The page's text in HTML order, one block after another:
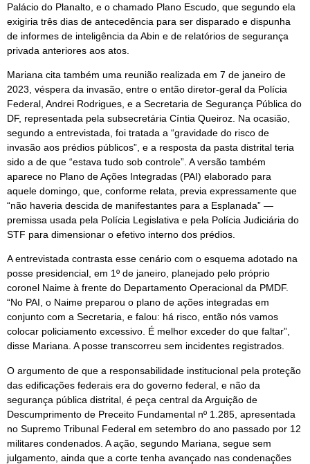
Palácio do Planalto, e o chamado Plano Escudo, que segundo ela
exigiria três dias de antecedência para ser disparado e dispunha
de informes de inteligência da Abin e de relatórios de segurança
privada anteriores aos atos.
Mariana cita também uma reunião realizada em 7 de janeiro de
2023, véspera da invasão, entre o então diretor-geral da Polícia
Federal, Andrei Rodrigues, e a Secretaria de Segurança Pública do
DF, representada pela subsecretária Cíntia Queiroz. Na ocasião,
segundo a entrevistada, foi tratada a “gravidade do risco de
invasão aos prédios públicos”, e a resposta da pasta distrital teria
sido a de que “estava tudo sob controle”. A versão também
aparece no Plano de Ações Integradas (PAI) elaborado para
aquele domingo, que, conforme relata, previa expressamente que
“não haveria descida de manifestantes para a Esplanada” —
premissa usada pela Polícia Legislativa e pela Polícia Judiciária do
STF para dimensionar o efetivo interno dos prédios.
A entrevistada contrasta esse cenário com o esquema adotado na
posse presidencial, em 1º de janeiro, planejado pelo próprio
coronel Naime à frente do Departamento Operacional da PMDF.
“No PAI, o Naime preparou o plano de ações integradas em
conjunto com a Secretaria, e falou: há risco, então nós vamos
colocar policiamento excessivo. É melhor exceder do que faltar”,
disse Mariana. A posse transcorreu sem incidentes registrados.
O argumento de que a responsabilidade institucional pela proteção
das edificações federais era do governo federal, e não da
segurança pública distrital, é peça central da Arguição de
Descumprimento de Preceito Fundamental nº 1.285, apresentada
no Supremo Tribunal Federal em setembro do ano passado por 12
militares condenados. A ação, segundo Mariana, segue sem
julgamento, ainda que a corte tenha avançado nas condenações